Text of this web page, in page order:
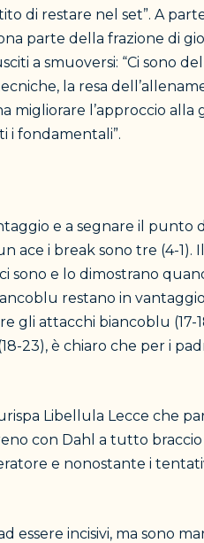
di restare nel set”. A
parte della frazione di
a smuoversi: “Ci sono
la resa
migliorare l’approccio alla
i fondamentali”.
e a segnare il punto
ace i break sono tre (4-1).
sono e lo dimostrano
restano in
gli attacchi biancoblu (17-
23), è chiaro che per i
Libellula Lecce che
con Dahl a tutto
e nonostante i
essere incisivi, ma sono